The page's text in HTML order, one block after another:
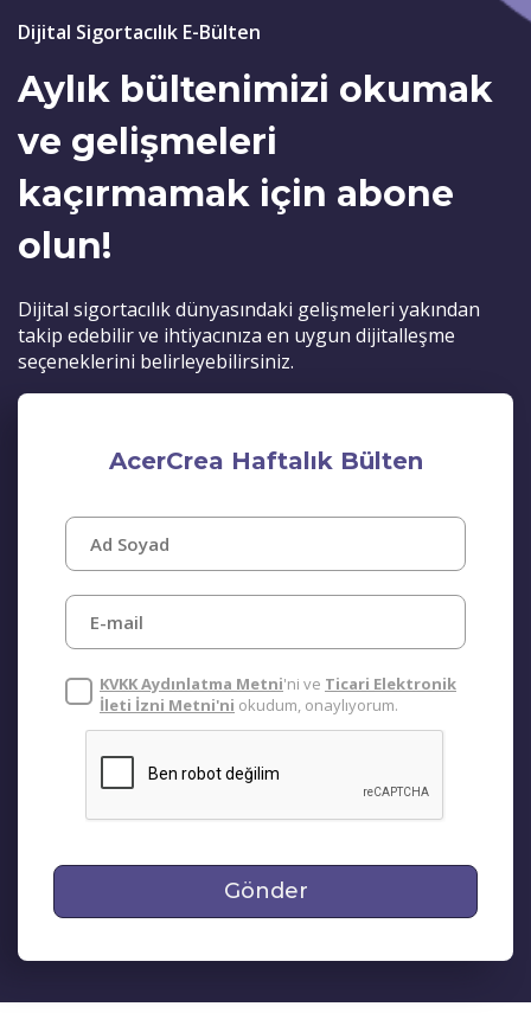
Dijital Sigortacılık E-Bülten
Aylık bültenimizi okumak
ve gelişmeleri
kaçırmamak için abone
olun!
Dijital sigortacılık dünyasındaki gelişmeleri yakından
takip edebilir ve ihtiyacınıza en uygun dijitalleşme
seçeneklerini belirleyebilirsiniz.
AcerCrea Haftalık Bülten
KVKK Aydınlatma Metni'ni ve Ticari Elektronik
İleti İzni Metni'ni okudum, onaylıyorum.
Gönder